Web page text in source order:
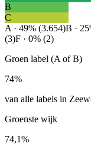
B
C
A · 49% (3.654)B ·
(3)F · 0% (2)
Groen label (A of B)
74%
van alle labels in
Groenste wijk
74,1%